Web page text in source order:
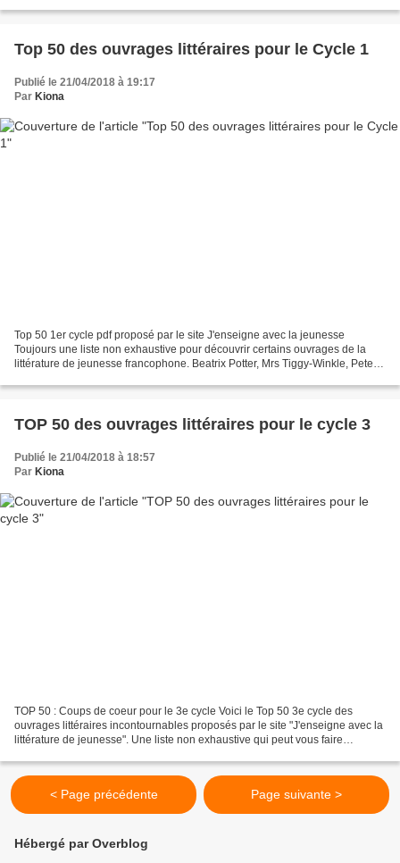
Top 50 des ouvrages littéraires pour le Cycle 1
Publié le 21/04/2018 à 19:17
Par Kiona
Top 50 1er cycle pdf proposé par le site J'enseigne avec la jeunesse
Toujours une liste non exhaustive pour découvrir certains ouvrages de la
littérature de jeunesse francophone. Beatrix Potter, Mrs Tiggy-Winkle, Peter
TOP 50 des ouvrages littéraires pour le cycle 3
Publié le 21/04/2018 à 18:57
Par Kiona
TOP 50 : Coups de coeur pour le 3e cycle Voici le Top 50 3e cycle des
ouvrages littéraires incontournables proposés par le site "J'enseigne avec la
littérature de jeunesse". Une liste non exhaustive qui peut vous faire
< Page précédente Page suivante >
Hébergé par Overblog